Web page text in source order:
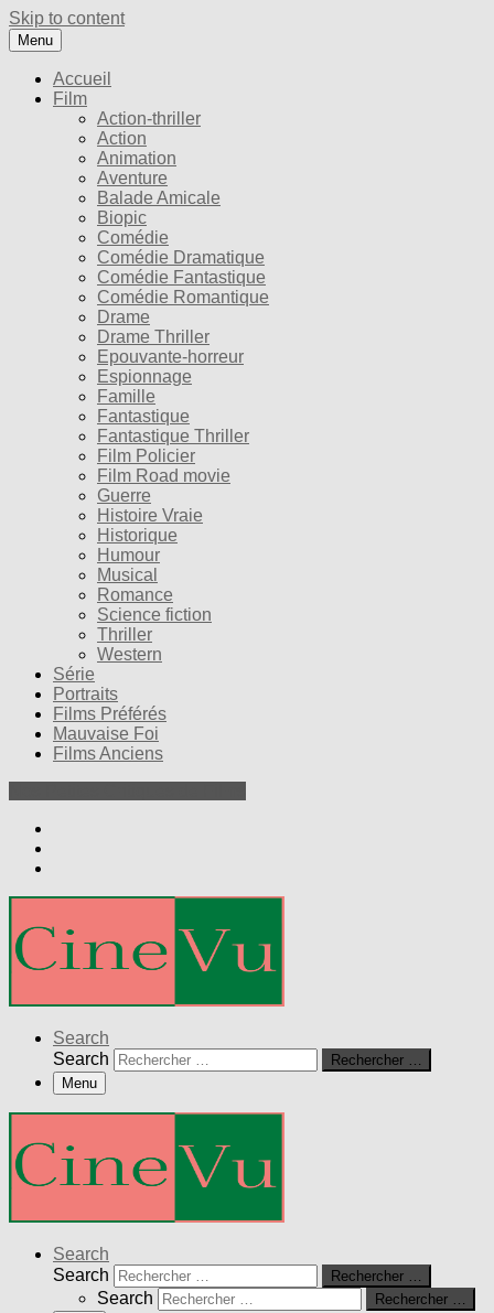
Skip to content
Menu
Accueil
Film
Action-thriller
Action
Animation
Aventure
Balade Amicale
Biopic
Comédie
Comédie Dramatique
Comédie Fantastique
Comédie Romantique
Drame
Drame Thriller
Epouvante-horreur
Espionnage
Famille
Fantastique
Fantastique Thriller
Film Policier
Film Road movie
Guerre
Histoire Vraie
Historique
Humour
Musical
Romance
Science fiction
Thriller
Western
Série
Portraits
Films Préférés
Mauvaise Foi
Films Anciens
Search
Search
Rechercher …
Menu
Search
Search
Rechercher …
Search
Rechercher …